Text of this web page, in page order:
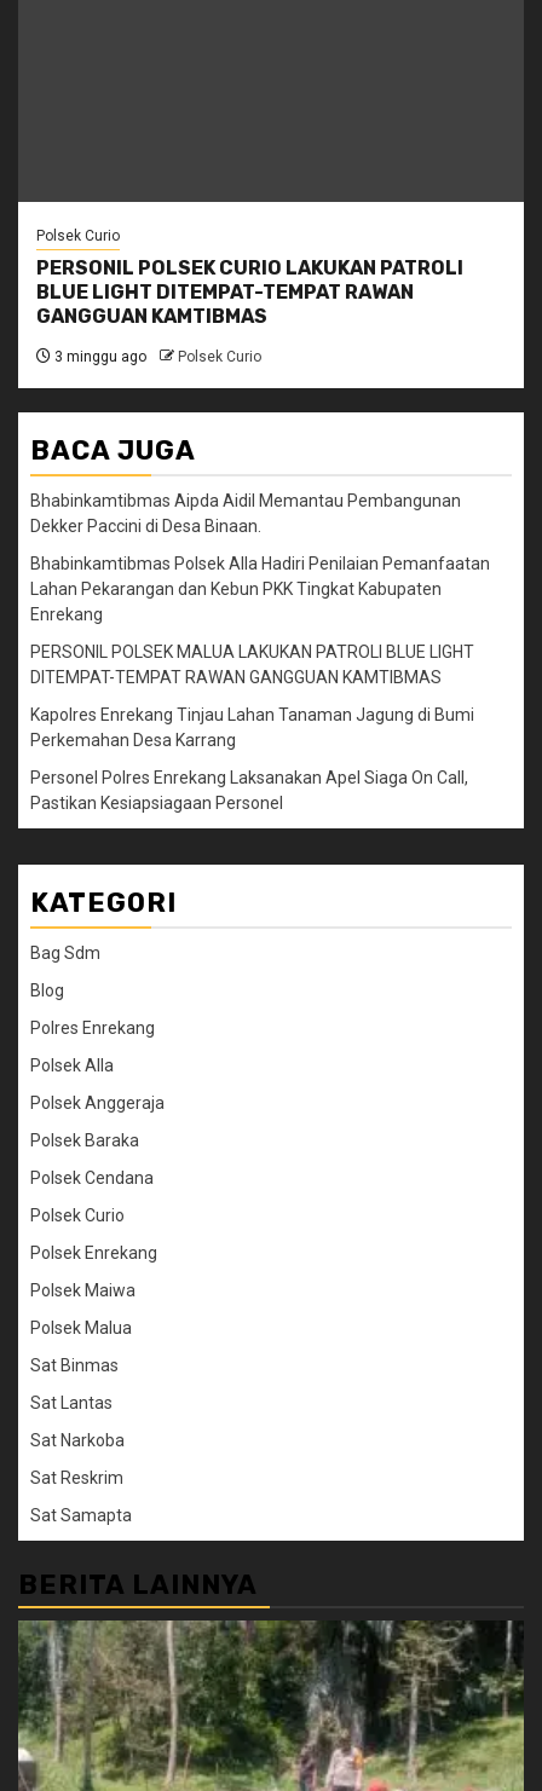
Polsek Curio
PERSONIL POLSEK CURIO LAKUKAN PATROLI
BLUE LIGHT DITEMPAT-TEMPAT RAWAN
GANGGUAN KAMTIBMAS
3 minggu ago Polsek Curio
BACA JUGA
Bhabinkamtibmas Aipda Aidil Memantau Pembangunan
Dekker Paccini di Desa Binaan.
Bhabinkamtibmas Polsek Alla Hadiri Penilaian Pemanfaatan
Lahan Pekarangan dan Kebun PKK Tingkat Kabupaten
Enrekang
PERSONIL POLSEK MALUA LAKUKAN PATROLI BLUE LIGHT
DITEMPAT-TEMPAT RAWAN GANGGUAN KAMTIBMAS
Kapolres Enrekang Tinjau Lahan Tanaman Jagung di Bumi
Perkemahan Desa Karrang
Personel Polres Enrekang Laksanakan Apel Siaga On Call,
Pastikan Kesiapsiagaan Personel
KATEGORI
Bag Sdm
Blog
Polres Enrekang
Polsek Alla
Polsek Anggeraja
Polsek Baraka
Polsek Cendana
Polsek Curio
Polsek Enrekang
Polsek Maiwa
Polsek Malua
Sat Binmas
Sat Lantas
Sat Narkoba
Sat Reskrim
Sat Samapta
BERITA LAINNYA